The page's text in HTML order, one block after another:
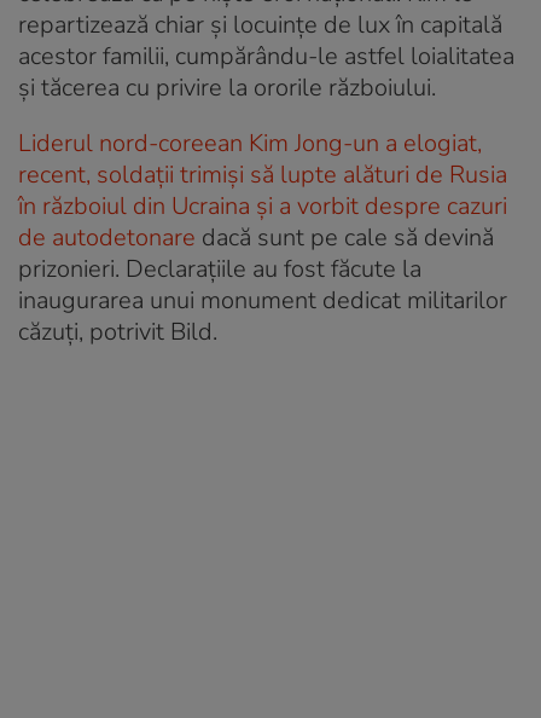
repartizează chiar și locuințe de lux în capitală
acestor familii, cumpărându-le astfel loialitatea
și tăcerea cu privire la ororile războiului.
Liderul nord-coreean Kim Jong-un a elogiat,
recent, soldații trimiși să lupte alături de Rusia
în războiul din Ucraina și a vorbit despre cazuri
de autodetonare dacă sunt pe cale să devină
prizonieri. Declarațiile au fost făcute la
inaugurarea unui monument dedicat militarilor
căzuți, potrivit Bild.